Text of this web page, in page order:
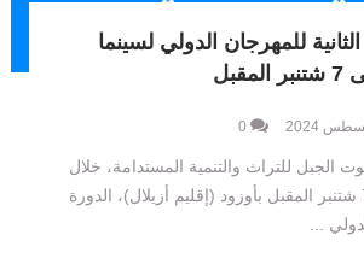
للمهرجان الدولي لسينما
0
للتراث والتنمية المستدامة، خلال
الفترة من 3 إلى 7 شتنبر المقبل بأوزود (إقليم أزيلال)، الدورة
...